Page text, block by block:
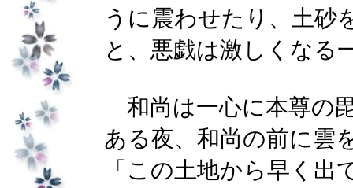
うに震わせたり、土砂
と、悪戯は激しくなる
和尚は一心に本尊の
ある夜、和尚の前に雲
「この土地から早く